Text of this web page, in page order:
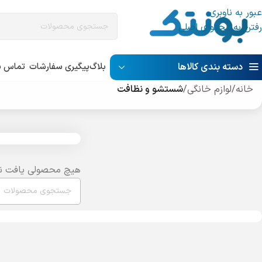
عبور به ناوبری
رفتن به محتوای اصلی
دسته بندی کالاها بلاگپیگیری سفارشات تماس
خانه/لوازم خانگی/شستشو و نظافت
هیچ محصولی یافت